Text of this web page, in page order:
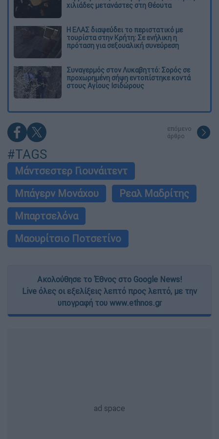
χιλιάδες μετανάστες στη Θέουτα
Η ΕΛΑΣ διαψεύδει το περιστατικό με
τουρίστα στην Κρήτη: Σε ενήλικη η
πρόταση για σεξουαλική συνεύρεση
Συναγερμός στον Λυκαβηττό: Σορός σε
προχωρημένη σήψη εντοπίστηκε κοντά
στους Αγίους Ισιδώρους
επόμενο
άρθρο
#TAGS
Μάντσεστερ Γιουνάιτεντ
Μπάγερν Μονάχου
Ρεαλ Μαδρίτης
Μπαρτσελόνα
Μαουρίτσιο Ποτσετίνο
Ακολούθησε το Έθνος στο Google News!
Live όλες οι εξελίξεις λεπτό προς λεπτό, με την
υπογραφή του www.ethnos.gr